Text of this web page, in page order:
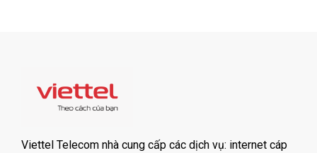
Viettel Telecom nhà cung cấp các dịch vụ: internet cáp